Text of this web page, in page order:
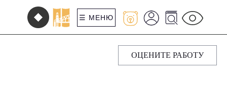
☰ МЕНЮ
ОЦЕНИТЕ РАБОТУ